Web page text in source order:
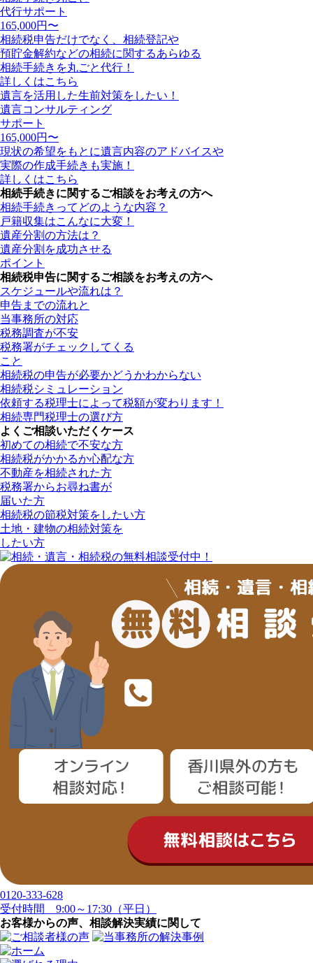
代行サポート
165,000円〜
相続税申告だけでなく、相続登記や
預貯金解約などの相続に関するあらゆる
相続手続きを丸ごと代行！
詳しくはこちら
遺言を活用した生前対策をしたい！
遺言コンサルティング
サポート
165,000円〜
現状の希望をもとに遺言内容のアドバイスや
実際の作成手続きも実施！
詳しくはこちら
相続手続きに関するご相談をお考えの方へ
相続手続きってどのような内容？
戸籍収集はこんなに大変！
遺産分割の方法は？
遺産分割を成功させる
ポイント
相続税申告に関するご相談をお考えの方へ
スケジュールや流れは？
申告までの流れと
当事務所の対応
税務調査が不安
税務署がチェックしてくる
こと
相続税の申告が必要かどうかわからない
相続税シミュレーション
依頼する税理士によって税額が変わります！
相続専門税理士の選び方
よくご相談いただくケース
初めての相続で不安な方
相続税がかかるか心配な方
不動産を相続された方
税務署からお尋ね書が
届いた方
相続税の節税対策をしたい方
土地・建物の相続対策を
したい方
0120-333-628
受付時間 9:00～17:30（平日）
お客様からの声、相談解決実績に関して